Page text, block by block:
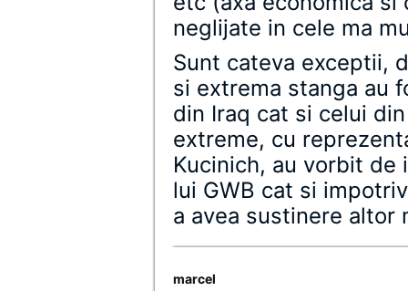
neglijate in cele ma
Sunt cateva exceptii,
si extrema stanga au
din Iraq cat si celui
extreme, cu
Kucinich, au vorbit
lui GWB cat si
a avea sustinere altor
marcel